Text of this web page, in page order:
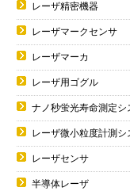
レーザ精密機器
レーザマークセンサ
レーザマーカ
レーザ用ゴグル
ナノ秒蛍光寿命測定シ
レーザ微小粒度計測シ
レーザセンサ
半導体レーザ